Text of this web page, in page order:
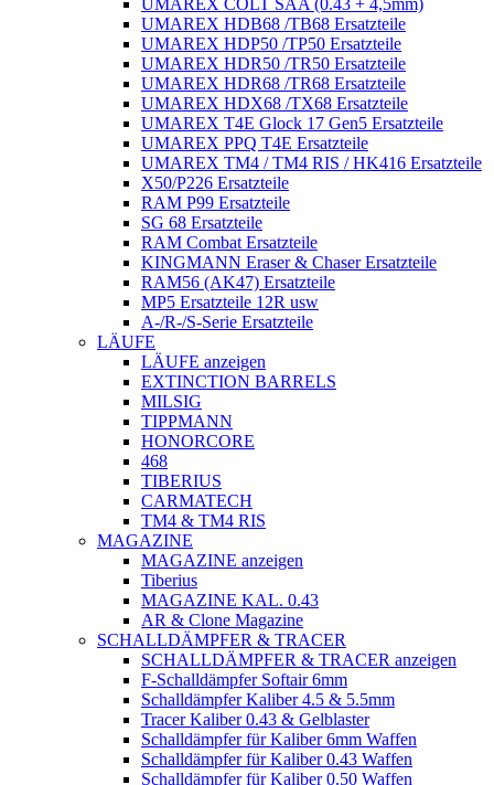
UMAREX COLT SAA (0.43 + 4,5mm)
UMAREX HDB68 /TB68 Ersatzteile
UMAREX HDP50 /TP50 Ersatzteile
UMAREX HDR50 /TR50 Ersatzteile
UMAREX HDR68 /TR68 Ersatzteile
UMAREX HDX68 /TX68 Ersatzteile
UMAREX T4E Glock 17 Gen5 Ersatzteile
UMAREX PPQ T4E Ersatzteile
UMAREX TM4 / TM4 RIS / HK416 Ersatzteile
X50/P226 Ersatzteile
RAM P99 Ersatzteile
SG 68 Ersatzteile
RAM Combat Ersatzteile
KINGMANN Eraser & Chaser Ersatzteile
RAM56 (AK47) Ersatzteile
MP5 Ersatzteile 12R usw
A-/R-/S-Serie Ersatzteile
LÄUFE
LÄUFE anzeigen
EXTINCTION BARRELS
MILSIG
TIPPMANN
HONORCORE
468
TIBERIUS
CARMATECH
TM4 & TM4 RIS
MAGAZINE
MAGAZINE anzeigen
Tiberius
MAGAZINE KAL. 0.43
AR & Clone Magazine
SCHALLDÄMPFER & TRACER
SCHALLDÄMPFER & TRACER anzeigen
F-Schalldämpfer Softair 6mm
Schalldämpfer Kaliber 4.5 & 5.5mm
Tracer Kaliber 0.43 & Gelblaster
Schalldämpfer für Kaliber 6mm Waffen
Schalldämpfer für Kaliber 0.43 Waffen
Schalldämpfer für Kaliber 0.50 Waffen